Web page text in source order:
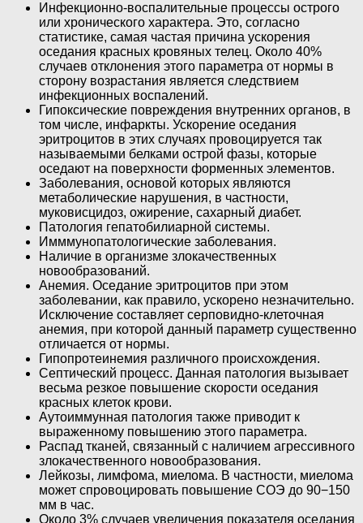
Инфекционно-воспалительные процессы острого
или хронического характера. Это, согласно
статистике, самая частая причина ускорения
оседания красных кровяных телец. Около 40%
случаев отклонения этого параметра от нормы в
сторону возрастания является следствием
инфекционных воспалений.
Гипоксические повреждения внутренних органов, в
том числе, инфаркты. Ускорение оседания
эритроцитов в этих случаях провоцируется так
называемыми белками острой фазы, которые
оседают на поверхности форменных элементов.
Заболевания, основой которых являются
метаболические нарушения, в частности,
муковисцидоз, ожирение, сахарный диабет.
Патология гепатобилиарной системы.
Имммунопатологические заболевания.
Наличие в организме злокачественных
новообразований.
Анемия. Оседание эритроцитов при этом
заболевании, как правило, ускорено незначительно.
Исключение составляет серповидно-клеточная
анемия, при которой данный параметр существенно
отличается от нормы.
Гипопротеинемия различного происхождения.
Септический процесс. Данная патология вызывает
весьма резкое повышение скорости оседания
красных клеток крови.
Аутоиммунная патология также приводит к
выраженному повышению этого параметра.
Распад тканей, связанный с наличием агрессивного
злокачественного новообразования.
Лейкозы, лимфома, миелома. В частности, миелома
может спровоцировать повышение СОЭ до 90−150
мм в час.
Около 3% случаев увеличения показателя оседания